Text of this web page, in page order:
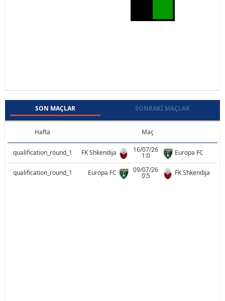
SON MAÇLAR SONRAKI MAÇLAR
Hafta Maç
qualification_round_1 FK Shkendija 16/07/26
1:0 Europa FC
qualification_round_1 Europa FC 09/07/26
0:5 FK Shkendija